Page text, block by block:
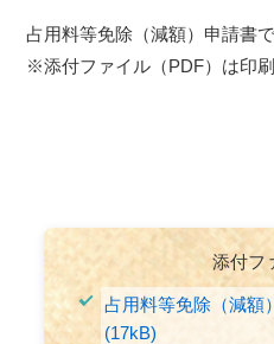
占用料等免除（減額）申請書で
※添付ファイル（PDF）は印
添付フ
占用料等免除（減額
(17kB)